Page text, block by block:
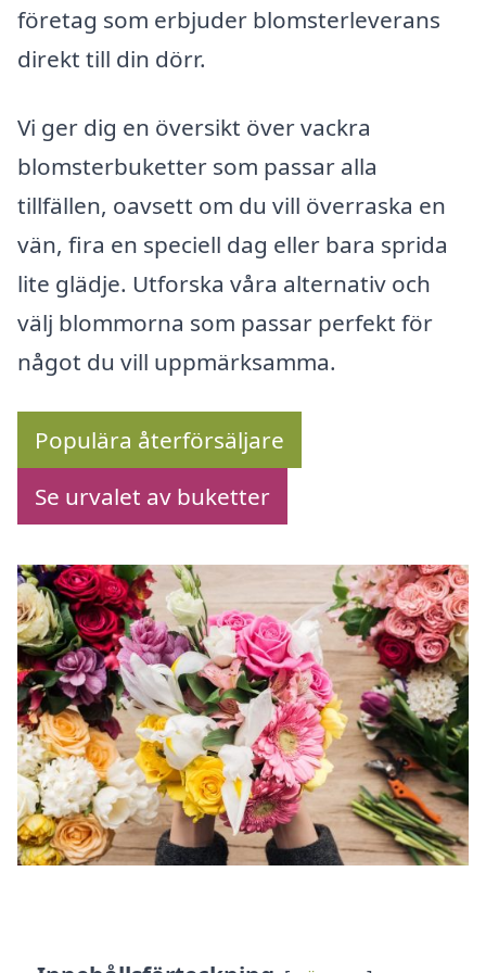
företag som erbjuder blomsterleverans
direkt till din dörr.
Vi ger dig en översikt över vackra
blomsterbuketter som passar alla
tillfällen, oavsett om du vill överraska en
vän, fira en speciell dag eller bara sprida
lite glädje. Utforska våra alternativ och
välj blommorna som passar perfekt för
något du vill uppmärksamma.
Populära återförsäljare
Se urvalet av buketter